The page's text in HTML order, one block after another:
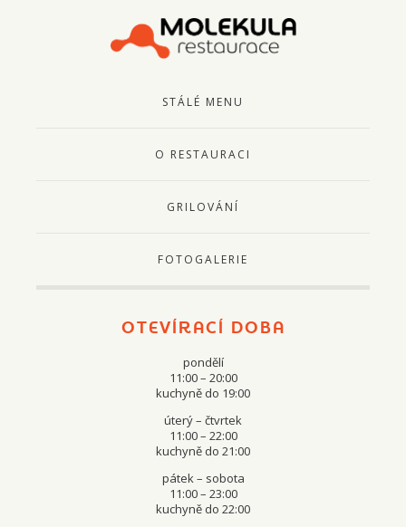
STÁLÉ MENU
O RESTAURACI
GRILOVÁNÍ
FOTOGALERIE
OTEVÍRACÍ DOBA
pondělí
11:00 – 20:00
kuchyně do 19:00
úterý – čtvrtek
11:00 – 22:00
kuchyně do 21:00
pátek – sobota
11:00 – 23:00
kuchyně do 22:00